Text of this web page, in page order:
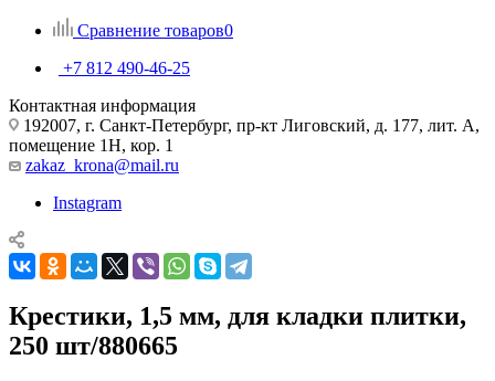
Сравнение товаров0
+7 812 490-46-25
Контактная информация
192007, г. Санкт-Петербург, пр-кт Лиговский, д. 177, лит. А,
помещение 1Н, кор. 1
zakaz_krona@mail.ru
Instagram
Крестики, 1,5 мм, для кладки плитки,
250 шт/880665